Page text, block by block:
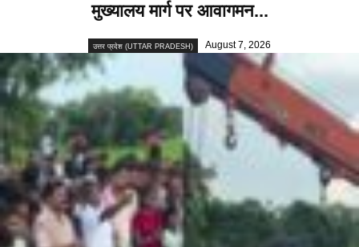
मुख्यालय मार्ग पर आवागमन...
उत्तर प्रदेश (UTTAR PRADESH) August 7, 2026